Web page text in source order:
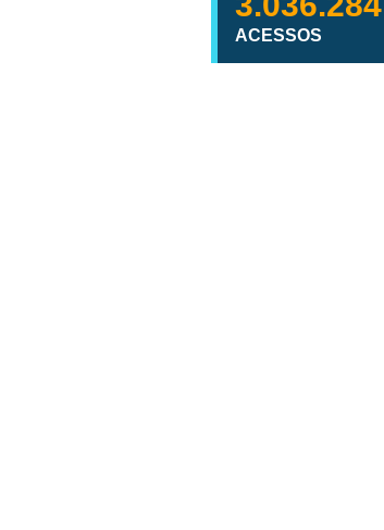
ACESSOS